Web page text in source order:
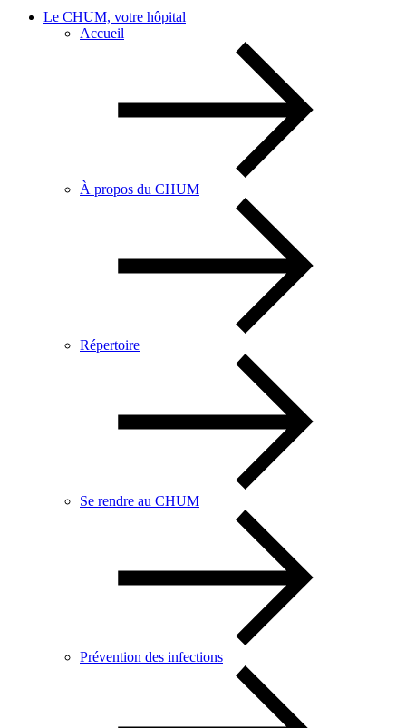
Le CHUM, votre hôpital
Accueil
À propos du CHUM
Répertoire
Se rendre au CHUM
Prévention des infections